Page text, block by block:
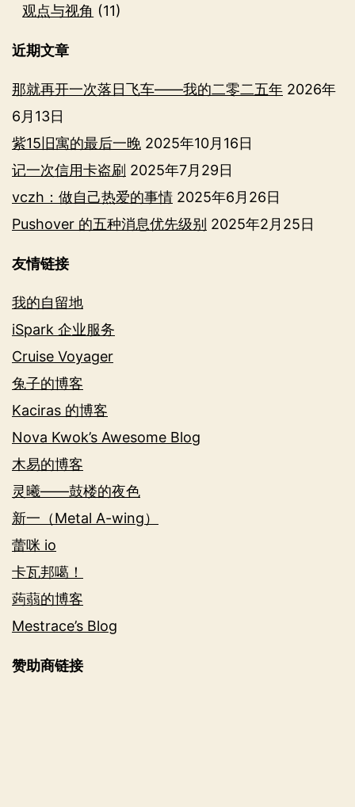
观点与视角 (11)
近期文章
那就再开一次落日飞车——我的二零二五年 2026年
6月13日
紫15旧寓的最后一晚 2025年10月16日
记一次信用卡盗刷 2025年7月29日
vczh：做自己热爱的事情 2025年6月26日
Pushover 的五种消息优先级别 2025年2月25日
友情链接
我的自留地
iSpark 企业服务
Cruise Voyager
兔子的博客
Kaciras 的博客
Nova Kwok’s Awesome Blog
木易的博客
灵曦——鼓楼的夜色
新一（Metal A-wing）
蕾咪 io
卡瓦邦噶！
蒟蒻的博客
Mestrace’s Blog
赞助商链接